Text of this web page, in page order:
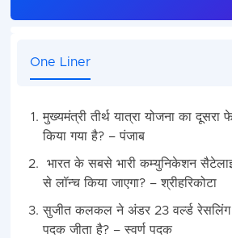
One Liner
मुख्यमंत्री तीर्थ यात्रा योजना का
किया गया है? – पंजाब
भारत के सबसे भारी कम्युनिकेशन
से लॉन्च किया जाएगा? – श्रीहरिकोटा
सुजीत कलकल ने अंडर 23 वर्ल्ड रेसलिंग
पदक जीता है? – स्वर्ण पदक